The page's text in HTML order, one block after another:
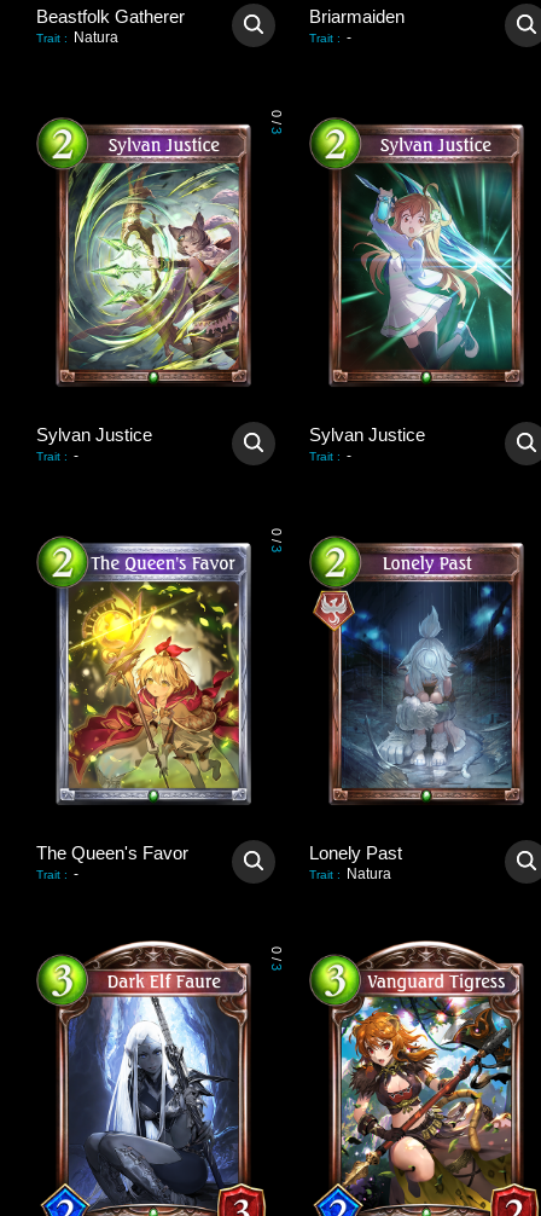
Beastfolk Gatherer
Trait : Natura
Briarmaiden
Trait : -
0
/
3
Sylvan Justice
Trait : -
Sylvan Justice
Trait : -
0
/
3
The Queen's Favor
Trait : -
Lonely Past
Trait : Natura
0
/
3